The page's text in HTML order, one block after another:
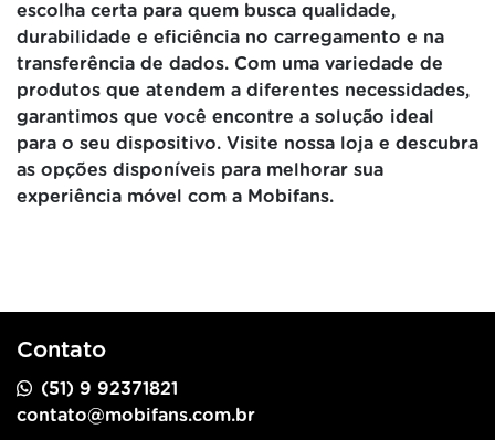
escolha certa para quem busca qualidade,
durabilidade e eficiência no carregamento e na
transferência de dados. Com uma variedade de
produtos que atendem a diferentes necessidades,
garantimos que você encontre a solução ideal
para o seu dispositivo. Visite nossa loja e descubra
as opções disponíveis para melhorar sua
experiência móvel com a Mobifans.
Contato
(51) 9 92371821
contato@mobifans.com.br